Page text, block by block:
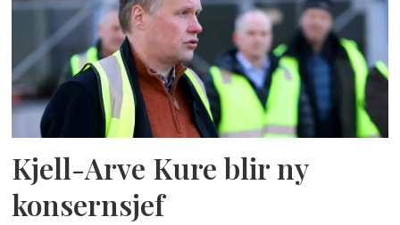
Kjell-Arve Kure blir ny
konsernsjef